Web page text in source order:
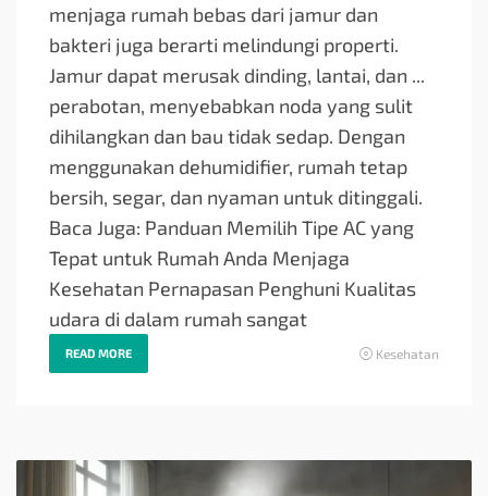
menjaga rumah bebas dari jamur dan
bakteri juga berarti melindungi properti.
Jamur dapat merusak dinding, lantai, dan ...
perabotan, menyebabkan noda yang sulit
dihilangkan dan bau tidak sedap. Dengan
menggunakan dehumidifier, rumah tetap
bersih, segar, dan nyaman untuk ditinggali.
Baca Juga: Panduan Memilih Tipe AC yang
Tepat untuk Rumah Anda Menjaga
Kesehatan Pernapasan Penghuni Kualitas
udara di dalam rumah sangat
READ MORE Kesehatan